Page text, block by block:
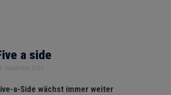
a side
a-Side wächst immer weiter